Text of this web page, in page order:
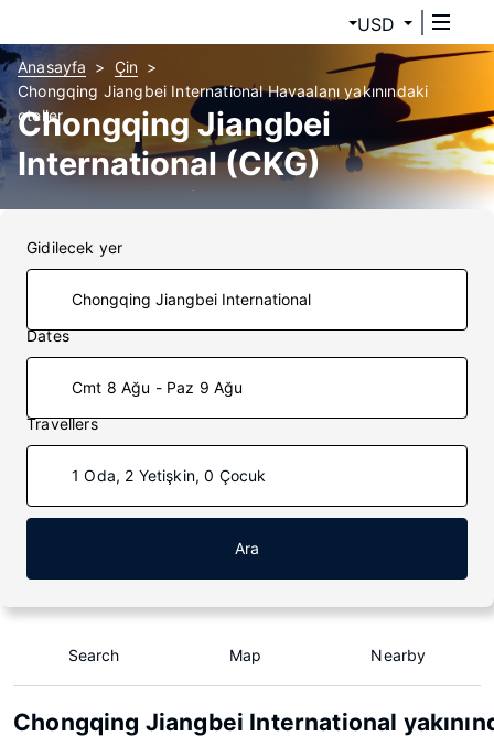
USD
Anasayfa
Çin
Chongqing Jiangbei International Havaalanı yakınındaki
oteller
Chongqing Jiangbei
International (CKG)
yakınındaki oteller
Gidilecek yer
Dates
Cmt 8 Ağu - Paz 9 Ağu
Travellers
1 Oda, 2 Yetişkin, 0 Çocuk
Ara
Search Map Nearby
Chongqing Jiangbei International